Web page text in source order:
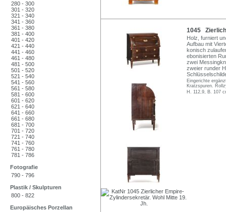
280 - 300
301 - 320
321 - 340
341 - 360
361 - 380
381 - 400
401 - 420
421 - 440
441 - 460
461 - 480
481 - 500
501 - 520
521 - 540
541 - 560
561 - 580
581 - 600
601 - 620
621 - 640
641 - 660
661 - 680
681 - 700
701 - 720
721 - 740
741 - 760
761 - 780
781 - 786
Fotografie
790 - 796
Plastik / Skulpturen
800 - 822
Europäisches Porzellan
1045
Holz, furniert
Aufbau mit
konisch
ebonisierten
zwei
zweier runder
Eingerichte
Kratzspuren.
H. 112,9, B. 107